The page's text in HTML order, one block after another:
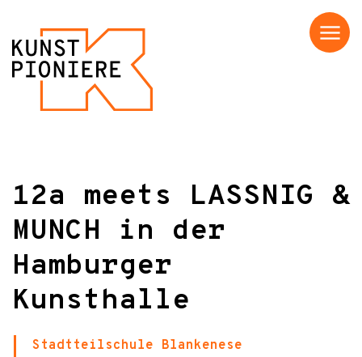
Menü
12a meets LASSNIG &
MUNCH in der
Hamburger
Kunsthalle
Stadtteilschule Blankenese